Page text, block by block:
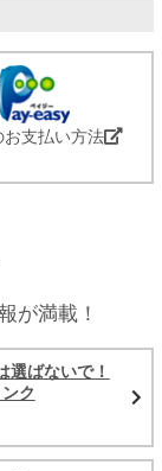
お支払い方法
が満載！
選ばないで！
ク